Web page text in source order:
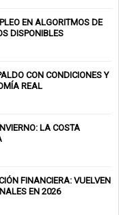
EN ALGORITMOS DE
DISPONIBLES
CON CONDICIONES Y
REAL
LA COSTA
FINANCIERA: VUELVEN
EN 2026